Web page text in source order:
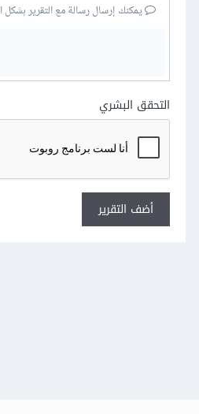
يمكنك إرسال رسالة مع التقرير بشكل
التحقق البشري
أضف التقرير